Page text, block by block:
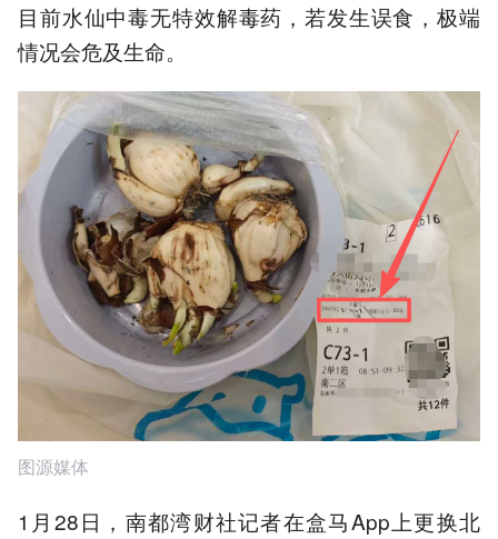
目前水仙中毒无特效解毒药，若发生误食，极端
情况会危及生命。
图源媒体
1月28日，南都湾财社记者在盒马App上更换北